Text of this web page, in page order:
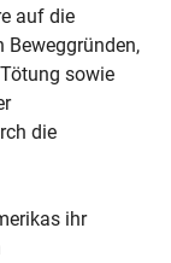
auf die
Beweggründen,
sowie
die
ihr